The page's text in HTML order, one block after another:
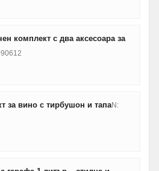
комплект с два аксесоара за
за вино с тирбушон и тапаN: